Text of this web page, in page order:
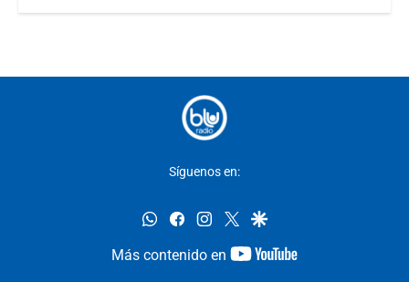
Síguenos en:
whatsappfacebookinstagram
twittergoogle
Más contenido en
youtube-